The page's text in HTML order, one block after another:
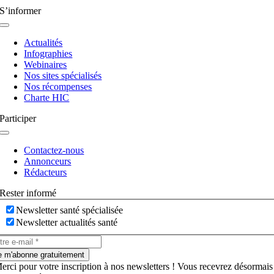
S’informer
Navigation
basculeActualités
Infographies
Webinaires
Nos sites spécialisés
Nos récompenses
Charte HIC
Participer
Navigation
basculeContactez-nous
Annonceurs
Rédacteurs
Rester informé
Newsletter santé spécialisée
Newsletter actualités santé
m'abonne gratuitement
pour votre inscription à nos newsletters ! Vous recevrez désormais